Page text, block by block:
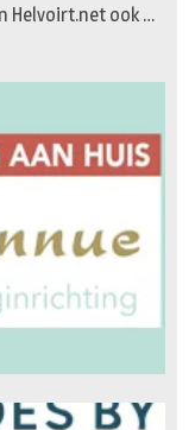
Helvoirt.net ook …